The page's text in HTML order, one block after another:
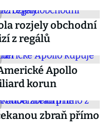
rozjely obchodní
z regálů
Apollo
korun
zbraň přímo